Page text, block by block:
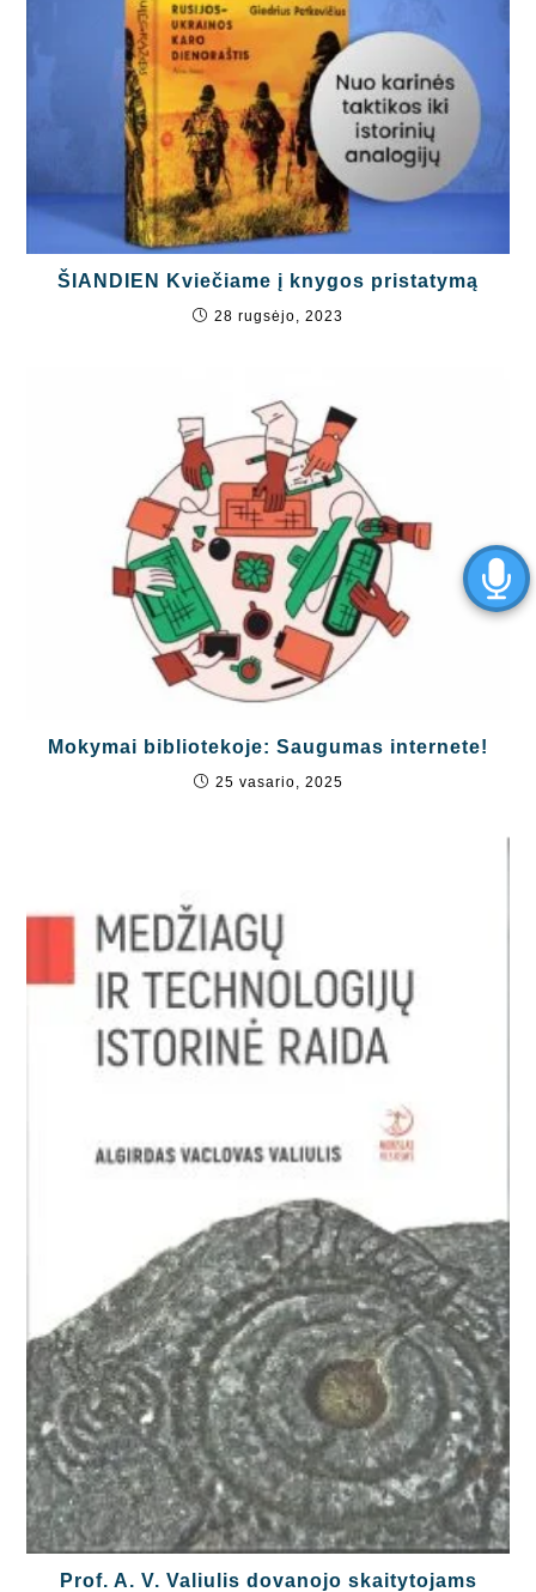
ŠIANDIEN Kviečiame į knygos pristatymą
28 rugsėjo, 2023
Mokymai bibliotekoje: Saugumas internete!
25 vasario, 2025
Prof. A. V. Valiulis dovanojo skaitytojams